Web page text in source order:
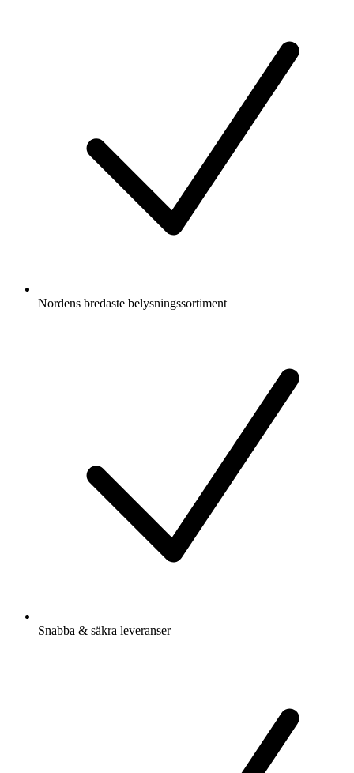
Nordens bredaste belysningssortiment
Snabba & säkra leveranser